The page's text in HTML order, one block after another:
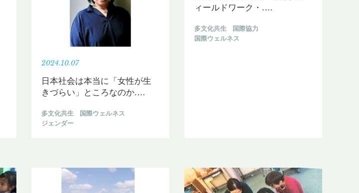
2024.10.07
日本社会は本当に「女性が生
きづらい」ところなのか.…
多文化共生
国際ウェルネス
ジェンダー
ィールドワーク・.…
多文化共生
国際協力
国際ウェルネス